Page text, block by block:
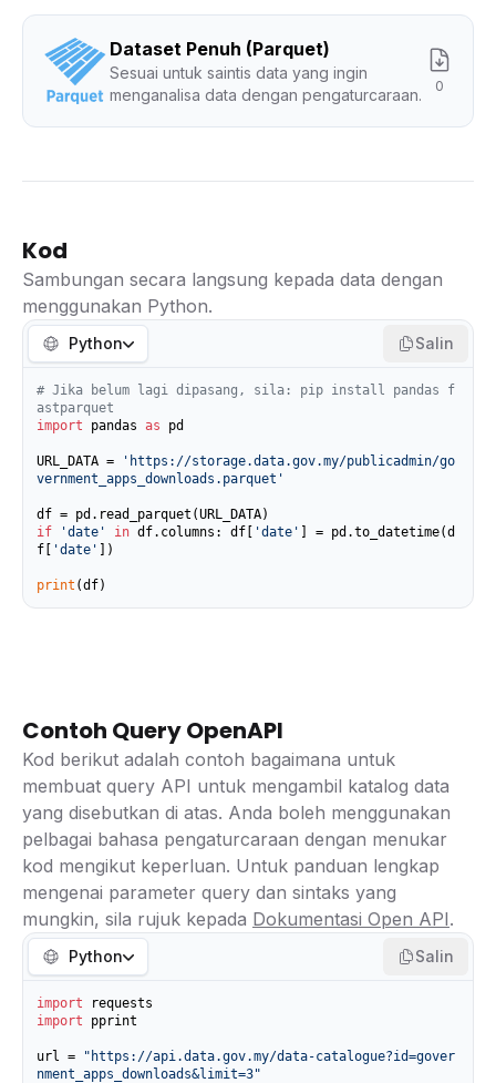
Dataset Penuh (Parquet)
Sesuai untuk saintis data yang ingin
menganalisa data dengan pengaturcaraan.
0
Kod
Sambungan secara langsung kepada data dengan
menggunakan Python.
Python Salin
# Jika belum lagi dipasang, sila: pip install pandas f
astparquet
import pandas as pd
URL_DATA =
'https://storage.data.gov.my/publicadmin/go
vernment_apps_downloads.parquet'
if
'date' in df.columns: df[ 'date'
] = pd.to_datetime(d
f[
'date' ])
print (df)
Contoh Query OpenAPI
Kod berikut adalah contoh bagaimana untuk
membuat query API untuk mengambil katalog data
yang disebutkan di atas. Anda boleh menggunakan
pelbagai bahasa pengaturcaraan dengan menukar
kod mengikut keperluan. Untuk panduan lengkap
mengenai parameter query dan sintaks yang
mungkin, sila rujuk kepada Dokumentasi Open API.
Python Salin
import
import pprint
url =
"https://api.data.gov.my/data-catalogue?id=gover
nment_apps_downloads&limit=3"